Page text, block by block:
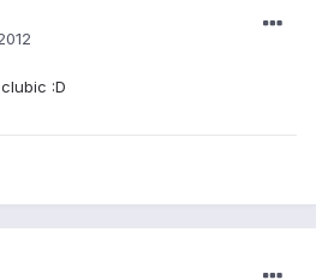
:D